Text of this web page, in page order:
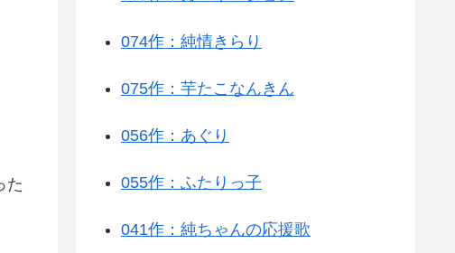
た
074作：純情きらり
075作：芋たこなんきん
056作：あぐり
055作：ふたりっ子
041作：純ちゃんの応援歌